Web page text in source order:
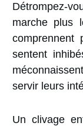
Détrompez-
marche plus
sentent
servir leurs
Un clivage